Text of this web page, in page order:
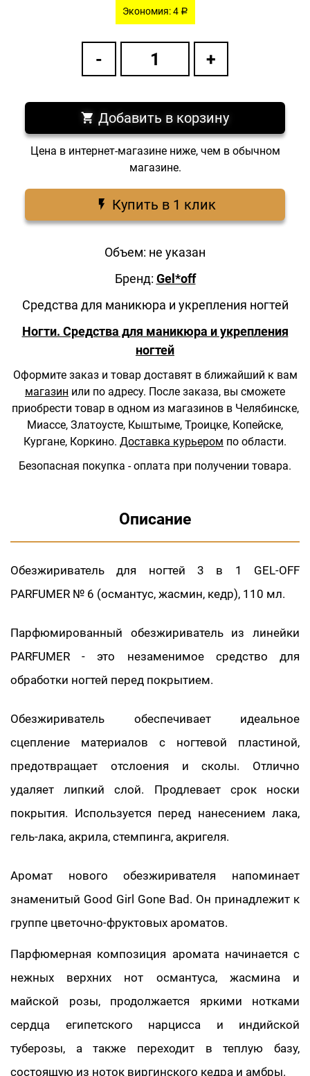
Экономия: 4 a
Добавить в корзину
Цена в интернет-магазине ниже, чем в обычном
магазине.
Купить в 1 клик
Объем: не указан
Бренд: Gel*off
Средства для маникюра и укрепления ногтей
Ногти. Средства для маникюра и укрепления
ногтей
Оформите заказ и товар доставят в ближайший к вам
магазин или по адресу. После заказа, вы сможете
приобрести товар в одном из магазинов в Челябинске,
Миассе, Златоусте, Кыштыме, Троицке, Копейске,
Кургане, Коркино. Доставка курьером по области.
Безопасная покупка - оплата при получении товара.
Описание
Обезжириватель для ногтей 3 в 1 GEL-OFF
PARFUMER № 6 (османтус, жасмин, кедр), 110 мл.
Парфюмированный обезжириватель из линейки
PARFUMER - это незаменимое средство для
обработки ногтей перед покрытием.
Обезжириватель обеспечивает идеальное
сцепление материалов с ногтевой пластиной,
предотвращает отслоения и сколы. Отлично
удаляет липкий слой. Продлевает срок носки
покрытия. Используется перед нанесением лака,
гель-лака, акрила, стемпинга, акригеля.
Аромат нового обезжиривателя напоминает
знаменитый Good Girl Gone Bad. Он принадлежит к
группе цветочно-фруктовых ароматов.
Парфюмерная композиция аромата начинается с
нежных верхних нот османтуса, жасмина и
майской розы, продолжается яркими нотками
сердца египетского нарцисса и индийской
туберозы, а также переходит в теплую базу,
состоящую из ноток виргинского кедра и амбры.